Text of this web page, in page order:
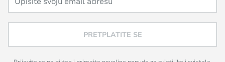
PRETPLATITE SE